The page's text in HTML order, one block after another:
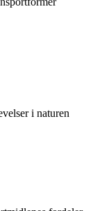
i naturen